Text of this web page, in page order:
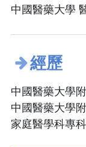
中國醫藥大學
經歷
中國醫藥大學
中國醫藥大學
家庭醫學科專